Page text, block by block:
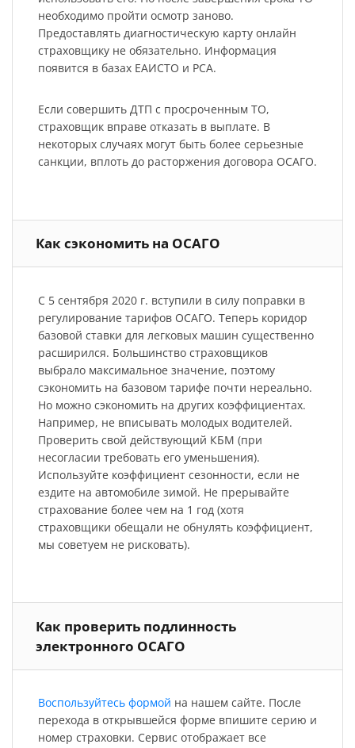
необходимо пройти осмотр заново.
Предоставлять диагностическую карту онлайн
страховщику не обязательно. Информация
появится в базах ЕАИСТО и РСА.
Если совершить ДТП с просроченным ТО,
страховщик вправе отказать в выплате. В
некоторых случаях могут быть более серьезные
санкции, вплоть до расторжения договора ОСАГО.
Как сэкономить на ОСАГО
С 5 сентября 2020 г. вступили в силу поправки в
регулирование тарифов ОСАГО. Теперь коридор
базовой ставки для легковых машин существенно
расширился. Большинство страховщиков
выбрало максимальное значение, поэтому
сэкономить на базовом тарифе почти нереально.
Но можно сэкономить на других коэффициентах.
Например, не вписывать молодых водителей.
Проверить свой действующий КБМ (при
несогласии требовать его уменьшения).
Используйте коэффициент сезонности, если не
ездите на автомобиле зимой. Не прерывайте
страхование более чем на 1 год (хотя
страховщики обещали не обнулять коэффициент,
мы советуем не рисковать).
Как проверить подлинность
электронного ОСАГО
Воспользуйтесь формой на нашем сайте. После
перехода в открывшейся форме впишите серию и
номер страховки. Сервис отображает все